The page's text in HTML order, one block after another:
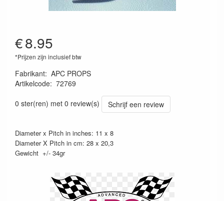
€8.95
*Prijzen zijn inclusief btw
Fabrikant: APC PROPS
Artikelcode: 72769
0 ster(ren) met 0 review(s)
Schrijf een review
Diameter x Pitch in inches: 11 x 8
Diameter X Pitch in cm: 28 x 20,3
Gewicht +/- 34gr